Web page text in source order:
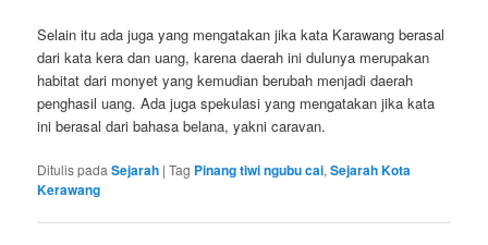
Selain itu ada juga yang mengatakan jika kata Karawang berasal
dari kata kera dan uang, karena daerah ini dulunya merupakan
habitat dari monyet yang kemudian berubah menjadi daerah
penghasil uang. Ada juga spekulasi yang mengatakan jika kata
ini berasal dari bahasa belana, yakni caravan.
Ditulis pada Sejarah |Tag Pinang tiwi ngubu cai,Sejarah Kota
Kerawang